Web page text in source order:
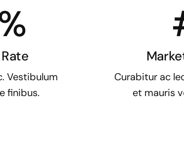
Vestibulum
finibus.
Curabitur ac
et mauris